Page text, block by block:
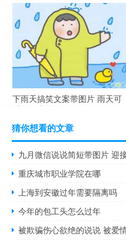
谐音梗土味情话大全带图片 油
腻搞笑的土味情话
下雨天搞笑文案带图片 雨天可
以发的幽默句子
猜你想看的文章
九月微信说说简短带图片 迎
重庆城市职业学院在哪
上海到安徽过年需要隔离吗
今年的包工头怎么过年
被欺骗伤心欲绝的说说 被爱